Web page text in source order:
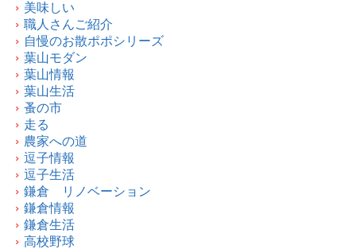
美味しい
職人さんご紹介
自慢のお散ポポシリーズ
葉山モダン
葉山情報
葉山生活
蚤の市
走る
農家への道
逗子情報
逗子生活
鎌倉 リノベーション
鎌倉情報
鎌倉生活
高校野球